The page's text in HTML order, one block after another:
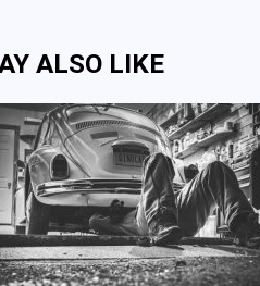
ALSO LIKE